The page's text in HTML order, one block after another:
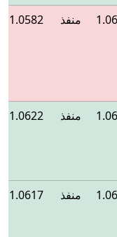
منفذ 1.0582
منفذ 1.0622
منفذ 1.0617